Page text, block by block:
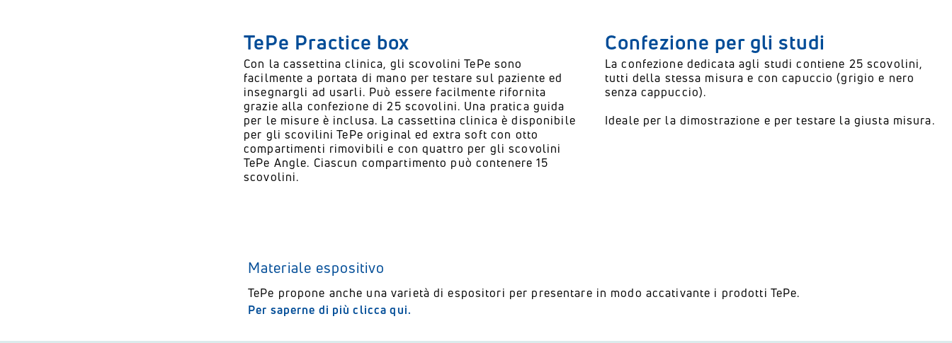
TePe Practice box
Con la cassettina clinica, gli scovolini TePe sono
facilmente a portata di mano per testare sul paziente ed
insegnargli ad usarli. Può essere facilmente rifornita
grazie alla confezione di 25 scovolini. Una pratica guida
per le misure è inclusa. La cassettina clinica è disponibile
per gli scovilini TePe original ed extra soft con otto
compartimenti rimovibili e con quattro per gli scovolini
TePe Angle. Ciascun compartimento può contenere 15
scovolini.
Confezione per gli studi
La confezione dedicata agli studi contiene 25 scovolini,
tutti della stessa misura e con capuccio (grigio e nero
senza cappuccio).
Ideale per la dimostrazione e per testare la giusta misura.
Materiale espositivo
TePe propone anche una varietà di espositori per presentare in modo accativante i prodotti TePe.
Per saperne di più clicca qui.